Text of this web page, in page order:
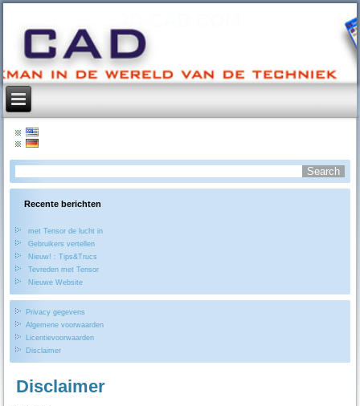
Recente berichten
met Tensor de lucht in
Gebruikers vertellen
Nieuw! : Tips&Trucs
Tevreden met Tensor
Nieuwe Website
Privacy gegevens
Algemene voorwaarden
Licentievoorwaarden
Disclaimer
Disclaimer